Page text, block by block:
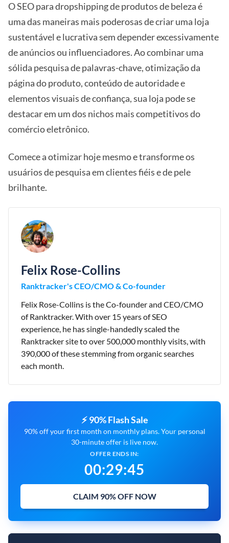
O SEO para dropshipping de produtos de beleza é
uma das maneiras mais poderosas de criar uma loja
sustentável e lucrativa sem depender excessivamente
de anúncios ou influenciadores. Ao combinar uma
sólida pesquisa de palavras-chave, otimização da
página do produto, conteúdo de autoridade e
elementos visuais de confiança, sua loja pode se
destacar em um dos nichos mais competitivos do
comércio eletrônico.
Comece a otimizar hoje mesmo e transforme os
usuários de pesquisa em clientes fiéis e de pele
brilhante.
Felix Rose-Collins
Ranktracker's CEO/CMO & Co-founder
Felix Rose-Collins is the Co-founder and CEO/CMO
of Ranktracker. With over 15 years of SEO
experience, he has single-handedly scaled the
Ranktracker site to over 500,000 monthly visits, with
390,000 of these stemming from organic searches
each month.
⚡ 90% Flash Sale
90% off your first month on monthly plans. Your personal
30-minute offer is live now.
OFFER ENDS IN:
00:29:44
CLAIM 90% OFF NOW